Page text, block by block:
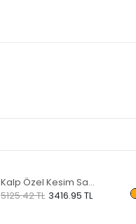
Kalp Özel Kesim Saat
5125.42 TL 3416.95 TL